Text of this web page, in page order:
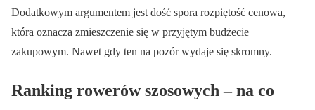
Dodatkowym argumentem jest dość spora rozpiętość cenowa,
która oznacza zmieszczenie się w przyjętym budżecie
zakupowym. Nawet gdy ten na pozór wydaje się skromny.
Ranking rowerów szosowych – na co